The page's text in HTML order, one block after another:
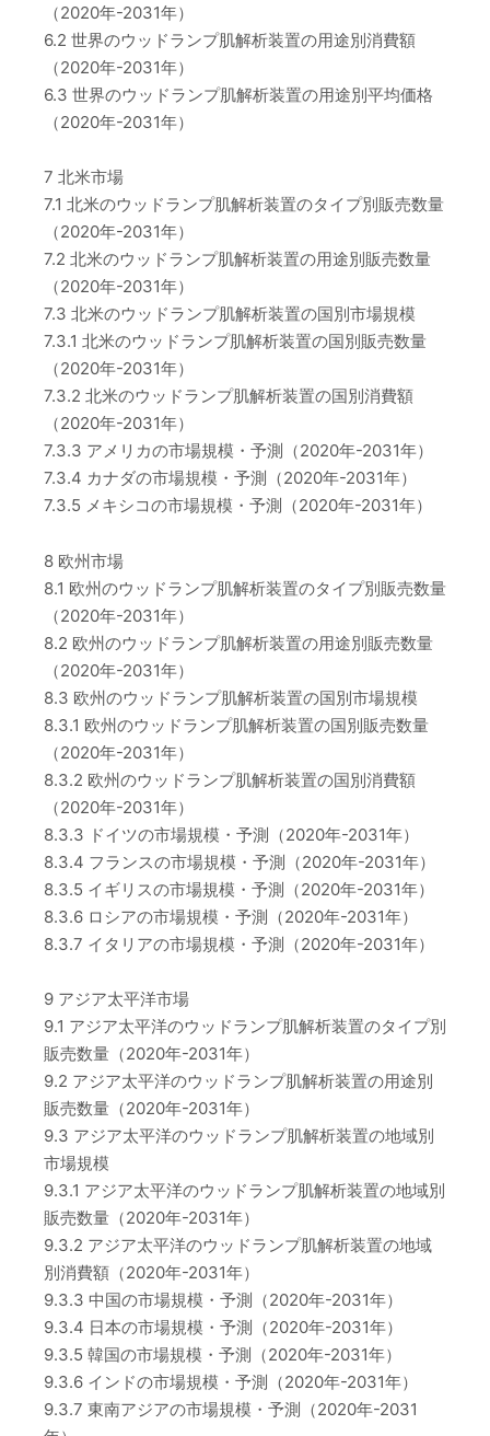
（2020年-2031年）
6.2 世界のウッドランプ肌解析装置の用途別消費額
（2020年-2031年）
6.3 世界のウッドランプ肌解析装置の用途別平均価格
（2020年-2031年）
7 北米市場
7.1 北米のウッドランプ肌解析装置のタイプ別販売数量
（2020年-2031年）
7.2 北米のウッドランプ肌解析装置の用途別販売数量
（2020年-2031年）
7.3 北米のウッドランプ肌解析装置の国別市場規模
7.3.1 北米のウッドランプ肌解析装置の国別販売数量
（2020年-2031年）
7.3.2 北米のウッドランプ肌解析装置の国別消費額
（2020年-2031年）
7.3.3 アメリカの市場規模・予測（2020年-2031年）
7.3.4 カナダの市場規模・予測（2020年-2031年）
7.3.5 メキシコの市場規模・予測（2020年-2031年）
8 欧州市場
8.1 欧州のウッドランプ肌解析装置のタイプ別販売数量
（2020年-2031年）
8.2 欧州のウッドランプ肌解析装置の用途別販売数量
（2020年-2031年）
8.3 欧州のウッドランプ肌解析装置の国別市場規模
8.3.1 欧州のウッドランプ肌解析装置の国別販売数量
（2020年-2031年）
8.3.2 欧州のウッドランプ肌解析装置の国別消費額
（2020年-2031年）
8.3.3 ドイツの市場規模・予測（2020年-2031年）
8.3.4 フランスの市場規模・予測（2020年-2031年）
8.3.5 イギリスの市場規模・予測（2020年-2031年）
8.3.6 ロシアの市場規模・予測（2020年-2031年）
8.3.7 イタリアの市場規模・予測（2020年-2031年）
9 アジア太平洋市場
9.1 アジア太平洋のウッドランプ肌解析装置のタイプ別
販売数量（2020年-2031年）
9.2 アジア太平洋のウッドランプ肌解析装置の用途別
販売数量（2020年-2031年）
9.3 アジア太平洋のウッドランプ肌解析装置の地域別
市場規模
9.3.1 アジア太平洋のウッドランプ肌解析装置の地域別
販売数量（2020年-2031年）
9.3.2 アジア太平洋のウッドランプ肌解析装置の地域
別消費額（2020年-2031年）
9.3.3 中国の市場規模・予測（2020年-2031年）
9.3.4 日本の市場規模・予測（2020年-2031年）
9.3.5 韓国の市場規模・予測（2020年-2031年）
9.3.6 インドの市場規模・予測（2020年-2031年）
9.3.7 東南アジアの市場規模・予測（2020年-2031